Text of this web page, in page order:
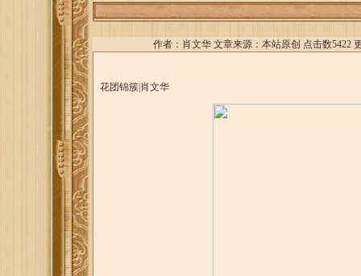
作者： 肖文华 文章来源：本站原创 点击数5422
花团锦簇|肖文华